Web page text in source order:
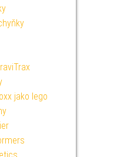
jako lego